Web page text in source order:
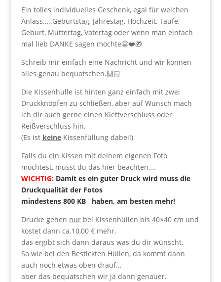
Ein tolles individuelles Geschenk, egal für welchen
Anlass…..Geburtstag, Jahrestag, Hochzeit, Taufe,
Geburt, Muttertag, Vatertag oder wenn man einfach
mal lieb DANKE sagen möchte🤗❤️🎁
Schreib mir einfach eine Nachricht und wir können
alles genau bequatschen.🙌🏻
Die Kissenhülle ist hinten ganz einfach mit zwei
Druckknöpfen zu schließen, aber auf Wunsch mach
ich dir auch gerne einen Klettverschluss oder
Reißverschluss hin.
(Es ist keineKissenfüllung dabei!)
Falls du ein Kissen mit deinem eigenen Foto
möchtest, musst du das hier beachten….
WICHTIG: Damit es ein guter Druck wird muss die
Druckqualität der Fotos
mindestens 800 KB haben, am besten mehr!
Drucke gehen nurbei Kissenhüllen bis 40×40 cm und
kostet dann ca.10,00 € mehr,
das ergibt sich dann daraus was du dir wünscht.
So wie bei den Bestickten Hüllen, da kommt dann
auch noch etwas oben drauf…
aber das bequatschen wir ja dann genauer.